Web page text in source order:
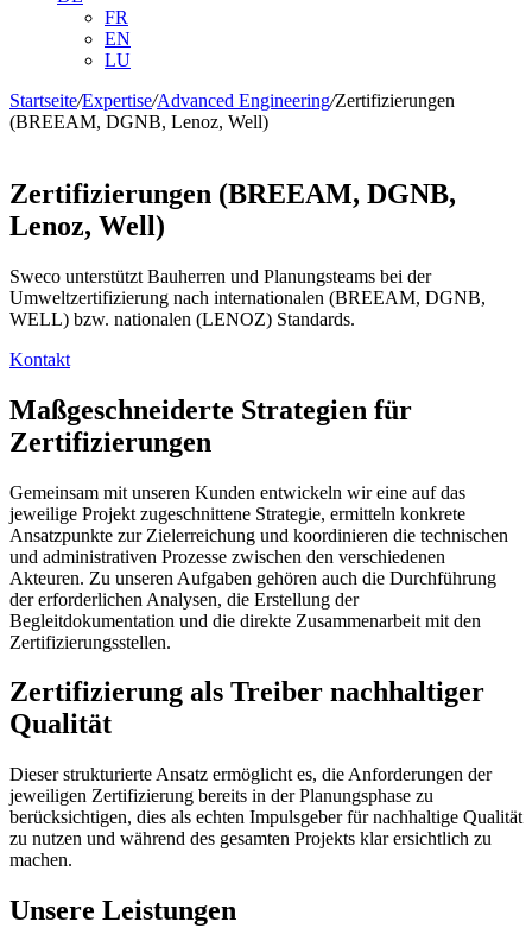
FR
EN
LU
Startseite/Expertise/Advanced Engineering/Zertifizierungen
(BREEAM, DGNB, Lenoz, Well)
Zertifizierungen (BREEAM, DGNB,
Lenoz, Well)
Sweco unterstützt Bauherren und Planungsteams bei der
Umweltzertifizierung nach internationalen (BREEAM, DGNB,
WELL) bzw. nationalen (LENOZ) Standards.
Kontakt
Maßgeschneiderte Strategien für
Zertifizierungen
Gemeinsam mit unseren Kunden entwickeln wir eine auf das
jeweilige Projekt zugeschnittene Strategie, ermitteln konkrete
Ansatzpunkte zur Zielerreichung und koordinieren die technischen
und administrativen Prozesse zwischen den verschiedenen
Akteuren. Zu unseren Aufgaben gehören auch die Durchführung
der erforderlichen Analysen, die Erstellung der
Begleitdokumentation und die direkte Zusammenarbeit mit den
Zertifizierungsstellen.
Zertifizierung als Treiber nachhaltiger
Qualität
Dieser strukturierte Ansatz ermöglicht es, die Anforderungen der
jeweiligen Zertifizierung bereits in der Planungsphase zu
berücksichtigen, dies als echten Impulsgeber für nachhaltige Qualität
zu nutzen und während des gesamten Projekts klar ersichtlich zu
machen.
Unsere Leistungen